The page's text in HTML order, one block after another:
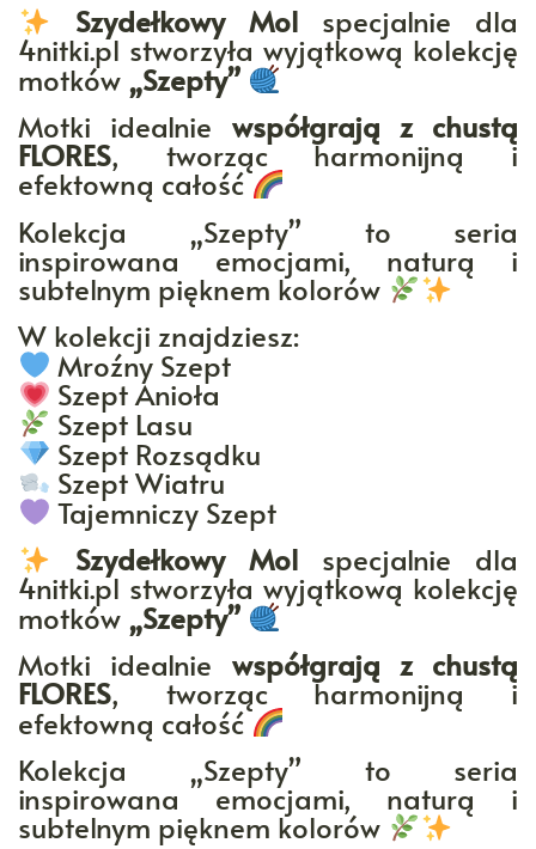
Szydełkowy Molspecjalnie dla
4nitki.pl stworzyła wyjątkową kolekcję
motków „Szepty”
Motki idealnie współgrają z chustą
FLORES, tworząc harmonijną i
efektowną całość
Kolekcja „Szepty” to seria
inspirowana emocjami, naturą i
subtelnym pięknem kolorów
W kolekcji znajdziesz:
Mroźny Szept
Szept Anioła
Szept Lasu
Szept Rozsądku
Szept Wiatru
Tajemniczy Szept
Szydełkowy Molspecjalnie dla
4nitki.pl stworzyła wyjątkową kolekcję
motków „Szepty”
Motki idealnie współgrają z chustą
FLORES, tworząc harmonijną i
efektowną całość
Kolekcja „Szepty” to seria
inspirowana emocjami, naturą i
subtelnym pięknem kolorów